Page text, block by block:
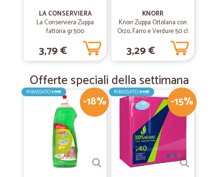
LA CONSERVIERA
La Conserviera Zuppa
fattoria gr.500
3,79 €
KNORR
Knorr Zuppa Ortolana con
Orzo, Farro e Verdure 50 cl.
3,29 €
Offerte speciali della settimana
-18%
RIBASSATO1,79€
-15%
RIBASSATO2,15€